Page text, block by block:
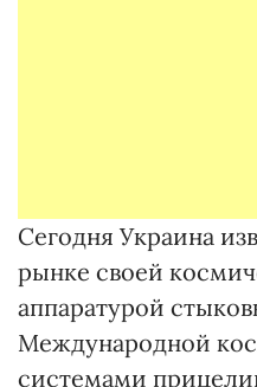
Сегодня Украина
рынке своей
аппаратурой
Международной
системами